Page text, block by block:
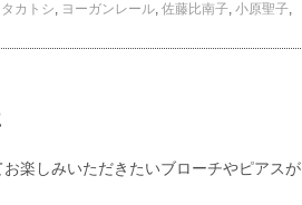
カトシ, ヨーガンレール, 佐藤比南子, 小原聖子,
楽しみいただきたいブローチやピアスが